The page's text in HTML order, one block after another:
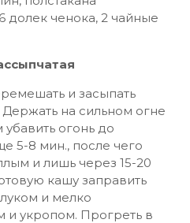
долек ченока, 2 чайные
и засыпать
на сильном огне
убавить огонь до
5-8 мин., после чего
и лишь через 15-20
кашу заправить
и мелко
и укропом. Прогреть в